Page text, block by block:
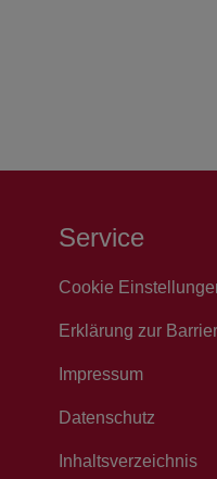
Service
Cookie
Erklärung zur
Impressum
Datenschutz
Inhaltsverzeichnis